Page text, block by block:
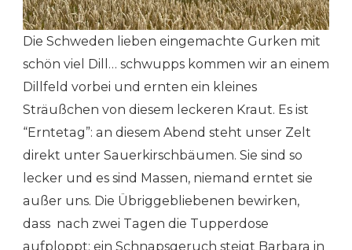
Die Schweden lieben eingemachte Gurken mit
schön viel Dill… schwupps kommen wir an einem
Dillfeld vorbei und ernten ein kleines
Sträußchen von diesem leckeren Kraut. Es ist
“Erntetag”: an diesem Abend steht unser Zelt
direkt unter Sauerkirschbäumen. Sie sind so
lecker und es sind Massen, niemand erntet sie
außer uns. Die Übriggebliebenen bewirken,
dass nach zwei Tagen die Tupperdose
aufploppt: ein Schnapsgeruch steigt Barbara in